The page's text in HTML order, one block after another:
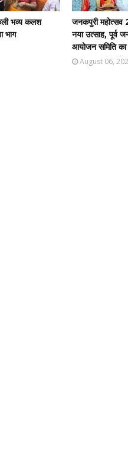
भव्य कलश
भाग
जनकपुरी महोत्सव
नया उत्साह, पूर्व
आयोजन समिति का
August 06,